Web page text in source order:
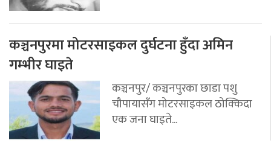
कञ्चनपुरमा मोटरसाइकल दुर्घटना हुँदा अमिन
गम्भीर घाइते
कञ्चनपुर/ कञ्चनपुरका छाडा पशु
चौपायासँग मोटरसाइकल ठोक्किदा
एक जना घाइते...